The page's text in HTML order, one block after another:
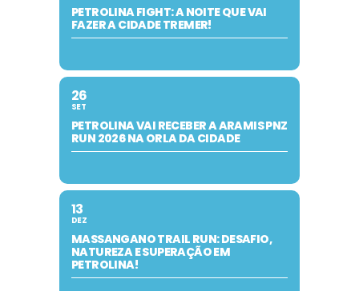
PETROLINA FIGHT: A NOITE QUE VAI
FAZER A CIDADE TREMER!
26
SET
PETROLINA VAI RECEBER A ARAMIS PNZ
RUN 2026 NA ORLA DA CIDADE
13
DEZ
MASSANGANO TRAIL RUN: DESAFIO,
NATUREZA E SUPERAÇÃO EM
PETROLINA!